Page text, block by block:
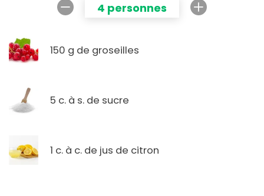
4 personnes
150 g de groseilles
5 c. à s. de sucre
1 c. à c. de jus de citron